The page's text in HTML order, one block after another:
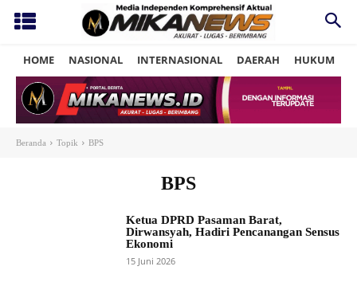
HOME NASIONAL INTERNASIONAL DAERAH HUKUM
Beranda Topik BPS
BPS
Ketua DPRD Pasaman Barat,
Dirwansyah, Hadiri Pencanangan Sensus
Ekonomi
15 Juni 2026